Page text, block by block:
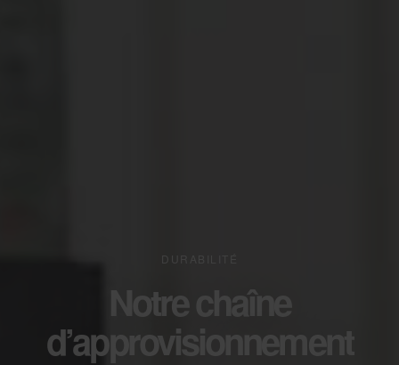
DURABILITÉ
Notre chaîne
d’approvisionnement